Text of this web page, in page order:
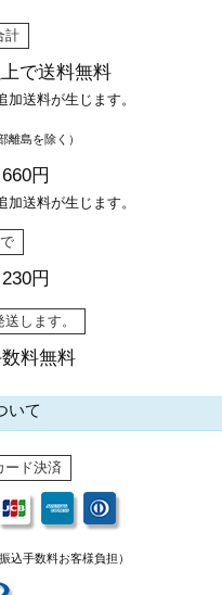
計
で送料無料
送料が生じます。
離島を除く）
円
送料が生じます。
円
します。
料無料
いて
ード決済
振込手数料お客様負担）